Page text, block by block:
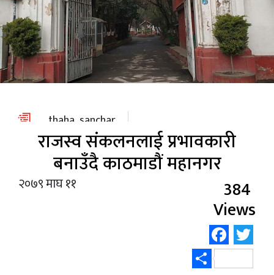
विभेद
स्वास्थ्य
/
शिक्षा
पाठक
आवाज
विविध
thaha_sanchar
राजस्व संकलनलाई प्रभावकारी
बनाउँदै काठमाडौं महानगर
२०७९ माघ ११ 384
Views
Share